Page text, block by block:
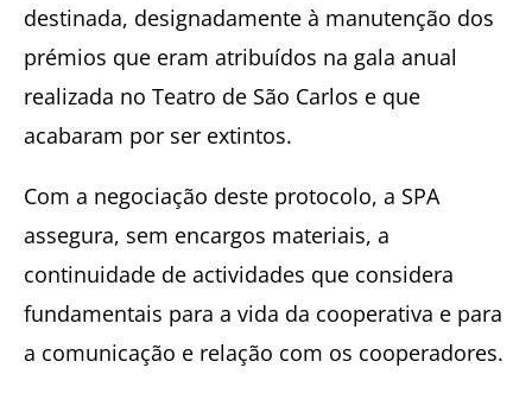
destinada, designadamente à manutenção dos
prémios que eram atribuídos na gala anual
realizada no Teatro de São Carlos e que
acabaram por ser extintos.
Com a negociação deste protocolo, a SPA
assegura, sem encargos materiais, a
continuidade de actividades que considera
fundamentais para a vida da cooperativa e para
a comunicação e relação com os cooperadores.